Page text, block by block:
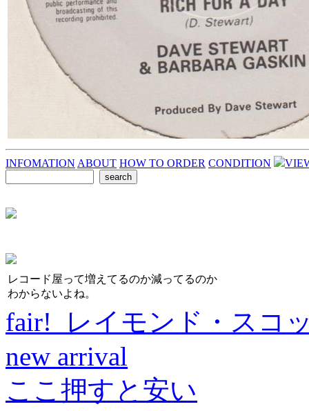
INFOMATION ABOUT HOW TO ORDER CONDITION
レコード屋って増えてるのか減ってるのか
わからないよね。
fair! レイモンド・スコ
new arrival
ここ押すと安い